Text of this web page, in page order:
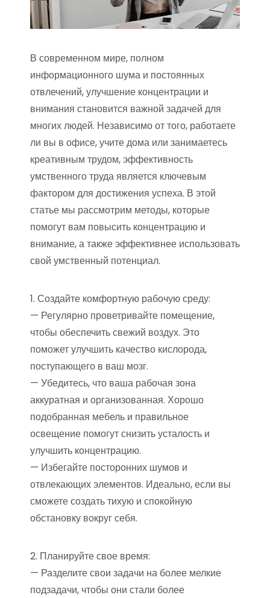
В современном мире, полном
информационного шума и постоянных
отвлечений, улучшение концентрации и
внимания становится важной задачей для
многих людей. Независимо от того, работаете
ли вы в офисе, учите дома или занимаетесь
креативным трудом, эффективность
умственного труда является ключевым
фактором для достижения успеха. В этой
статье мы рассмотрим методы, которые
помогут вам повысить концентрацию и
внимание, а также эффективнее использовать
свой умственный потенциал.
1. Создайте комфортную рабочую среду:
— Регулярно проветривайте помещение,
чтобы обеспечить свежий воздух. Это
поможет улучшить качество кислорода,
поступающего в ваш мозг.
— Убедитесь, что ваша рабочая зона
аккуратная и организованная. Хорошо
подобранная мебель и правильное
освещение помогут снизить усталость и
улучшить концентрацию.
— Избегайте посторонних шумов и
отвлекающих элементов. Идеально, если вы
сможете создать тихую и спокойную
обстановку вокруг себя.
2. Планируйте свое время:
— Разделите свои задачи на более мелкие
подзадачи, чтобы они стали более